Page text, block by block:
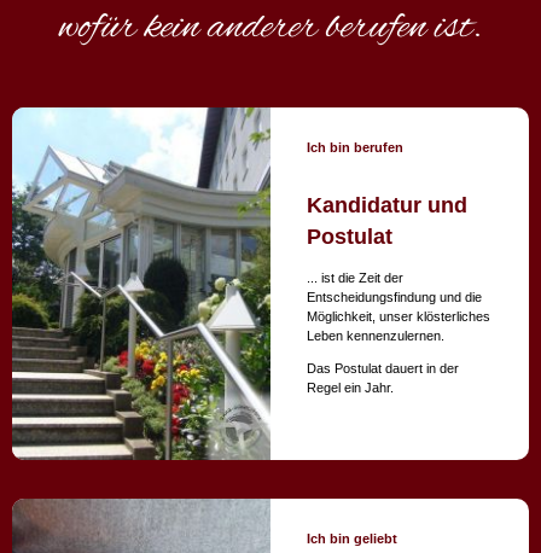
wofür kein anderer berufen ist.
Ich bin berufen
Kandidatur und
Postulat
... ist die Zeit der
Entscheidungsfindung und die
Möglichkeit, unser klösterliches
Leben kennenzulernen.
Das Postulat dauert in der
Regel ein Jahr.
Ich bin geliebt